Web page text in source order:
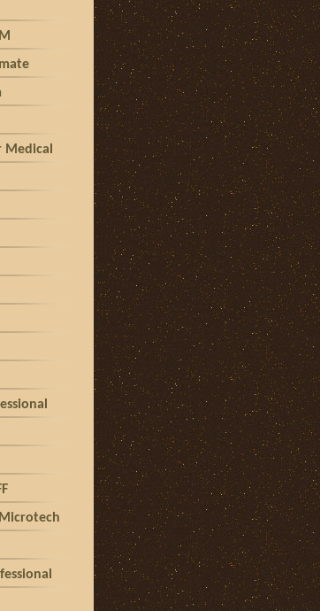
Medical